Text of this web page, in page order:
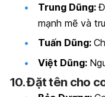
Trung Dũng:
mạnh mẽ và
Tuấn Dũng:
Việt Dũng:
10. Đặt tên cho